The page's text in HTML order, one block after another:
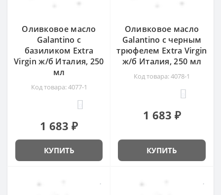
Оливковое масло
Galantino с
базиликом Extra
Virgin ж/б Италия, 250
мл
Код товара: 4077-1
1 683 ₽
КУПИТЬ
Оливковое масло
Galantino с черным
трюфелем Extra Virgin
ж/б Италия, 250 мл
Код товара: 4078-1
1 683 ₽
КУПИТЬ